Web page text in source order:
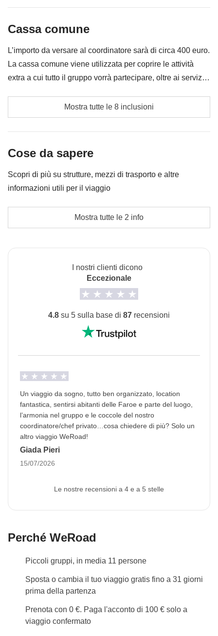
villaggio di Saksun
Cassa comune: carburante
Non incluso
: pasti e bevande dove non indicato
infilare nello zaino
Tutto ciò che non è menzionato nella sezione "Cosa
Cassa comune
L’importo da versare al coordinatore sarà di circa 400 euro.
La cassa comune viene utilizzata per coprire le attività
extra a cui tutto il gruppo vorrà partecipare, oltre ai servizi
essere necessario implementarla ulteriormente, in ogni
caso verrà restituita la differenza non utilizzata.
Trekking guidato per Drangarnir
Carburante
Eventuali trasporti locali
concordato di fare e la relativa quota parte del
coordinatore. Le attività pagate con la Cassa Comune
sono svolte da fornitori locali terzi e valgono le loro
Mostra tutte le 8 inclusioni
Cose da sapere
Scopri di più su strutture, mezzi di trasporto e altre
informazioni utili per il viaggio
Soggiorneremo in alberghi o appartamenti in camera
doppia o quadrupla.
Info sulle camere private
Mostra tutte le 2 info
I nostri clienti dicono
Eccezionale
4.8 su 5 sulla base di 87 recensioni
Un viaggio da sogno, tutto ben organizzato, location
fantastica, sentirsi abitanti delle Faroe e parte del luogo,
l’armonia nel gruppo e le coccole del nostro
coordinatore/chef privato…cosa chiedere di più? Solo un
altro viaggio WeRoad!
Giada Pieri
15/07/2026
Le nostre recensioni a 4 e a 5 stelle
Perché WeRoad
Piccoli gruppi, in media 11 persone
Sposta o cambia il tuo viaggio gratis fino a 31 giorni
prima della partenza
Prenota con 0 €. Paga l'acconto di 100 € solo a
viaggio confermato